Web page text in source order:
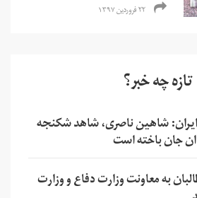
۲۲ فروردین ۱۳۹۷
تازه چه خبر؟
شاهین ناصری، شاهد شکنجه
جان باخته است
به معاونت وزارت دفاع و وزارت